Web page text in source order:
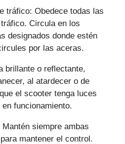
tráfico: Obedece todas las
Circula en los
designados donde estén
por las aceras.
brillante o reflectante,
al atardecer o de
el scooter tenga luces
funcionamiento.
siempre ambas
mantener el control.